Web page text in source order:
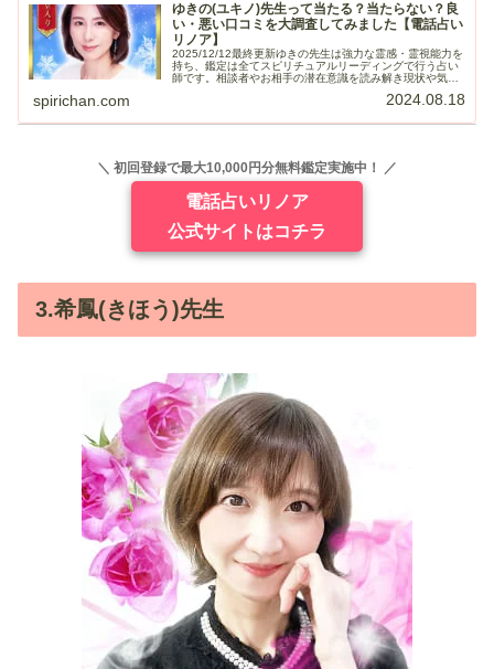
ゆきの(ユキノ)先生って当たる？当たらない？良
い・悪い口コミを大調査してみました【電話占い
リノア】
2025/12/12最終更新ゆきの先生は強力な霊感・霊視能力を
持ち、鑑定は全てスピリチュアルリーディングで行う占い
師です。相談者やお相手の潜在意識を読み解き現状や気持
spirichan.com 2024.08.18
＼ 初回登録で最大10,000円分無料鑑定実施中！ ／
電話占いリノア
公式サイトはコチラ
3.希鳳(きほう)先生